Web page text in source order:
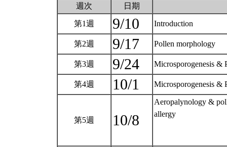
週次 日期
第1週 9/10 Introduction
第2週 9/17 Pollen morphology
第3週 9/24 Microsporogenesis &
第4週 10/1 Microsporogenesis &
第5週 10/8
Aeropalynology &